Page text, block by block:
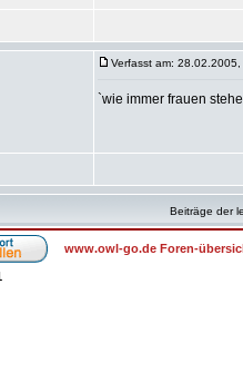
Verfasst am:
`wie immer frauen
Beiträge der
www.owl-go.de Foren-